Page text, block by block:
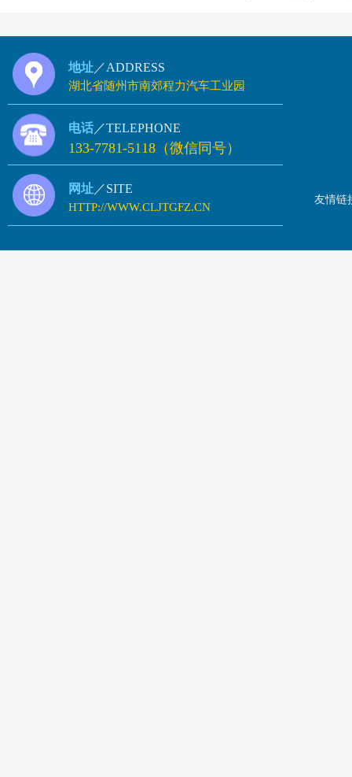
地址 ／ADDRESS
湖北省随州市南郊程力汽车工业园
电话 ／TELEPHONE
133-7781-5118（微信同号）
网址 ／SITE
HTTP://WWW.CLJTGFZ.CN
友情链